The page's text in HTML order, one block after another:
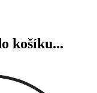
košíku...